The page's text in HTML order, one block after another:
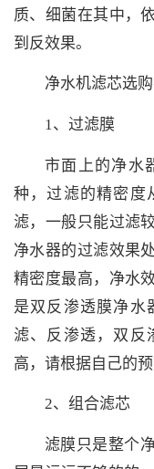
质、细菌在其中，
到反效果。
净水机滤芯选购
1、过滤膜
市面上的净水
种，过滤的精密度
滤，一般只能过滤
净水器的过滤效果
精密度最高，净水
是双反渗透膜净水
滤、反渗透，双反
高，请根据自己的预
2、组合滤芯
滤膜只是整个